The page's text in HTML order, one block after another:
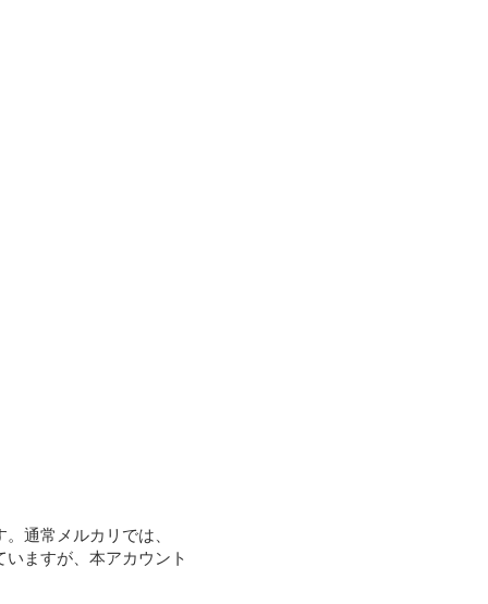
通常メルカリでは、
ますが、本アカウント